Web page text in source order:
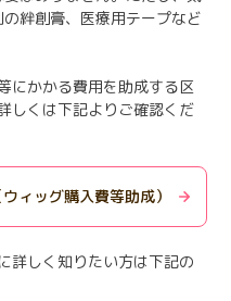
絆創膏、医療用テープなど
にかかる費用を助成する区
しくは下記よりご確認くだ
ィッグ購入費等助成）
詳しく知りたい方は下記の